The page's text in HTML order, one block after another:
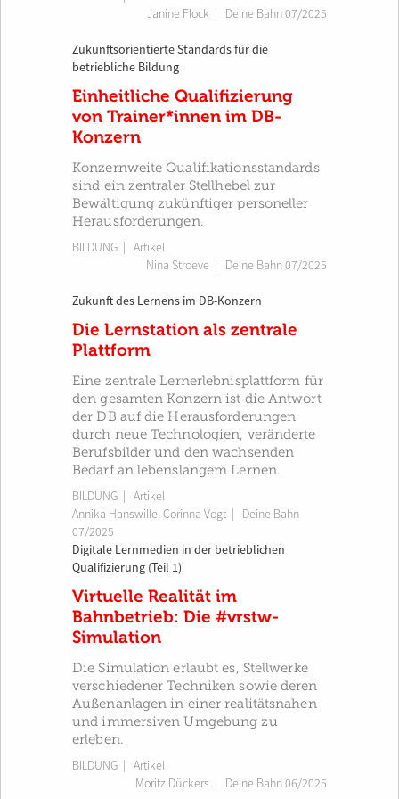
Janine Flock
Deine Bahn 07/2025
Zukunftsorientierte Standards für die
betriebliche Bildung
Einheitliche Qualifizierung
von Trainer*innen im DB-
Konzern
Konzernweite Qualifikationsstandards
sind ein zentraler Stellhebel zur
Bewältigung zukünftiger personeller
Herausforderungen.
BILDUNG | Artikel
Nina Stroeve
Deine Bahn 07/2025
Zukunft des Lernens im DB-Konzern
Die Lernstation als zentrale
Plattform
Eine zentrale Lernerlebnisplattform für
den gesamten Konzern ist die Antwort
der DB auf die Herausforderungen
durch neue Technologien, veränderte
Berufsbilder und den wachsenden
Bedarf an lebenslangem Lernen.
BILDUNG | Artikel
Annika Hanswille,Corinna Vogt
Deine Bahn
07/2025
Digitale Lernmedien in der betrieblichen
Qualifizierung (Teil 1)
Virtuelle Realität im
Bahnbetrieb: Die #vrstw-
Simulation
Die Simulation erlaubt es, Stellwerke
verschiedener Techniken sowie deren
Außenanlagen in einer realitätsnahen
und immersiven Umgebung zu
erleben.
BILDUNG | Artikel
Moritz Dückers
Deine Bahn 06/2025